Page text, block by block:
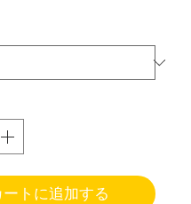
格
価
格
ートに追加する